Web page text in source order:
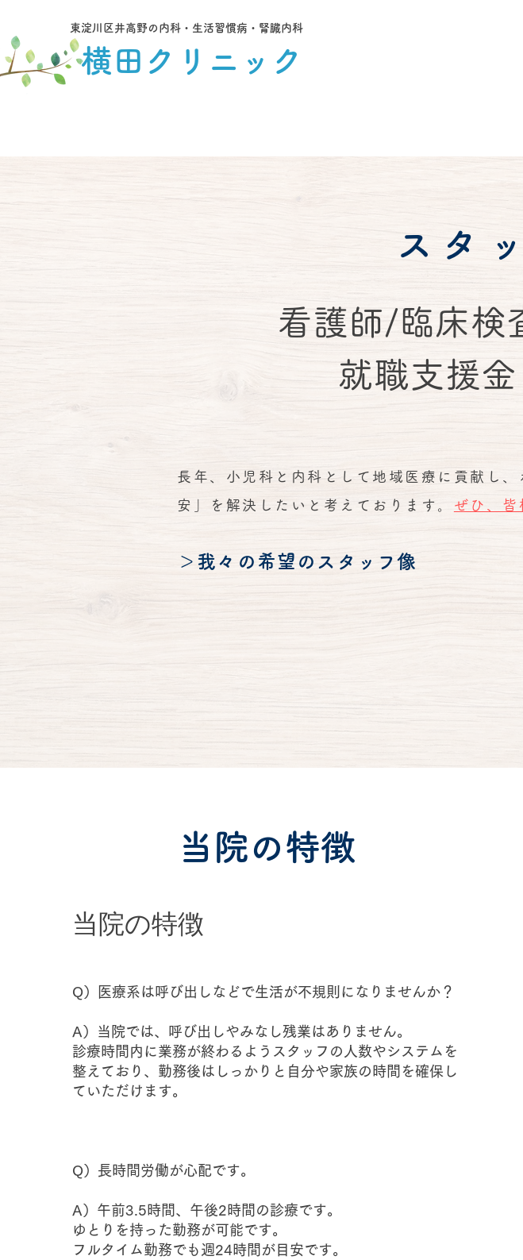
横田クリニック
東淀川区井高野の内科・生活習慣病・腎臓内科
スタ
看護師/臨床検
就職支援
長年、小児科と内科として地域医療に貢献し
安」を解決したいと考えております。 ぜひ、皆
＞​我々の希望のスタッフ像
​当院の特徴
当院の特徴
Q）医療系は呼び出しなどで生活が不規則になりませんか？
A）当院では、呼び出しやみなし残業はありません。
診療時間内に業務が終わるようスタッフの人数やシステムを
整えており、勤務後はしっかりと自分や家族の時間を確保し
ていただけます。
Q）長時間労働が心配です。
A）午前3.5時間、午後2時間の診療です。
ゆとりを持った勤務が可能です。
フルタイム勤務でも週24時間が目安です。